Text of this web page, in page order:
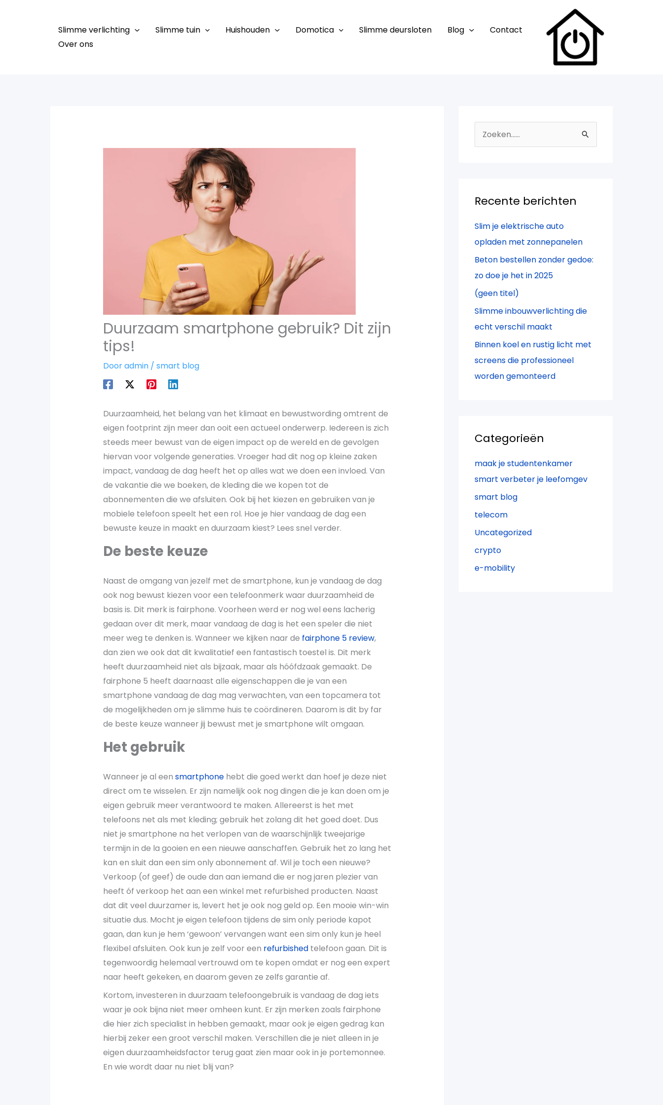
Slimme verlichting Slimme tuin Huishouden Domotica Slimme deursloten Blog
Contact
Over ons
Duurzaam smartphone gebruik? Dit zijn
tips!
Dooradmin / smart blog
Duurzaamheid, het belang van het klimaat en bewustwording omtrent de
eigen footprint zijn meer dan ooit een actueel onderwerp. Iedereen is zich
steeds meer bewust van de eigen impact op de wereld en de gevolgen
hiervan voor volgende generaties. Vroeger had dit nog op kleine zaken
impact, vandaag de dag heeft het op alles wat we doen een invloed. Van
de vakantie die we boeken, de kleding die we kopen tot de
abonnementen die we afsluiten. Ook bij het kiezen en gebruiken van je
mobiele telefoon speelt het een rol. Hoe je hier vandaag de dag een
bewuste keuze in maakt en duurzaam kiest? Lees snel verder.
De beste keuze
Naast de omgang van jezelf met de smartphone, kun je vandaag de dag
ook nog bewust kiezen voor een telefoonmerk waar duurzaamheid de
basis is. Dit merk is fairphone. Voorheen werd er nog wel eens lacherig
gedaan over dit merk, maar vandaag de dag is het een speler die niet
meer weg te denken is. Wanneer we kijken naar de fairphone 5 review,
dan zien we ook dat dit kwalitatief een fantastisch toestel is. Dit merk
heeft duurzaamheid niet als bijzaak, maar als hóófdzaak gemaakt. De
fairphone 5 heeft daarnaast alle eigenschappen die je van een
smartphone vandaag de dag mag verwachten, van een topcamera tot
de mogelijkheden om je slimme huis te coördineren. Daarom is dit by far
de beste keuze wanneer jij bewust met je smartphone wilt omgaan.
Het gebruik
Wanneer je al een smartphonehebt die goed werkt dan hoef je deze niet
direct om te wisselen. Er zijn namelijk ook nog dingen die je kan doen om je
eigen gebruik meer verantwoord te maken. Allereerst is het met
telefoons net als met kleding; gebruik het zolang dit het goed doet. Dus
niet je smartphone na het verlopen van de waarschijnlijk tweejarige
termijn in de la gooien en een nieuwe aanschaffen. Gebruik het zo lang het
kan en sluit dan een sim only abonnement af. Wil je toch een nieuwe?
Verkoop (of geef) de oude dan aan iemand die er nog jaren plezier van
heeft óf verkoop het aan een winkel met refurbished producten. Naast
dat dit veel duurzamer is, levert het je ook nog geld op. Een mooie win-win
situatie dus. Mocht je eigen telefoon tijdens de sim only periode kapot
gaan, dan kun je hem ‘gewoon’ vervangen want een sim only kun je heel
flexibel afsluiten. Ook kun je zelf voor een refurbishedtelefoon gaan. Dit is
tegenwoordig helemaal vertrouwd om te kopen omdat er nog een expert
naar heeft gekeken, en daarom geven ze zelfs garantie af.
Kortom, investeren in duurzaam telefoongebruik is vandaag de dag iets
waar je ook bijna niet meer omheen kunt. Er zijn merken zoals fairphone
die hier zich specialist in hebben gemaakt, maar ook je eigen gedrag kan
hierbij zeker een groot verschil maken. Verschillen die je niet alleen in je
eigen duurzaamheidsfactor terug gaat zien maar ook in je portemonnee.
En wie wordt daar nu niet blij van?
n
a
r
:
Recente berichten
Slim je elektrische auto
opladen met zonnepanelen
Beton bestellen zonder gedoe:
zo doe je het in 2025
(geen titel)
Slimme inbouwverlichting die
echt verschil maakt
Binnen koel en rustig licht met
screens die professioneel
worden gemonteerd
Categorieën
maak je studentenkamer
smart verbeter je leefomgev
smart blog
telecom
Uncategorized
crypto
e-mobility